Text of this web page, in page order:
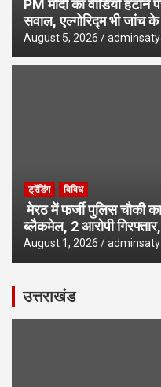
PM मोदी का वीडियो
सवाल, एल्गोरिद्म भी जांच
August 5, 2026
ट्रेंडिंग विविध
मेरठ में फर्जी पुलिस चौकी
ब्लैकमेल, 2 आरोपी
August 1, 2026
उत्तराखंड